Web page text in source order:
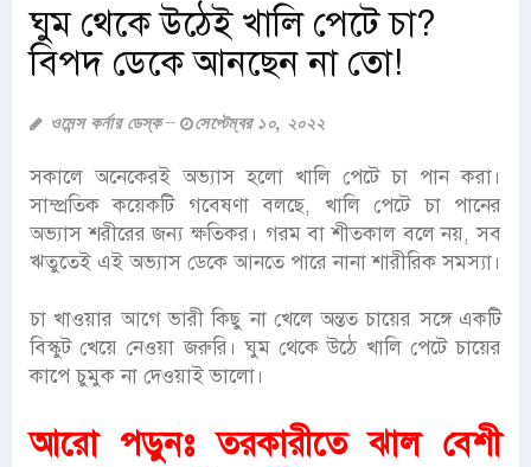
ঘুম থেকে উঠেই খালি পেটে চা?
বিপদ ডেকে আনছেন না তো!
ওমেন্স কর্নার ডেস্ক সেপ্টেম্বর ১০, ২০২২
সকালে অনেকেরই অভ্যাস হলো খালি পেটে চা পান করা।
সাম্প্রতিক কয়েকটি গবেষণা বলছে, খালি পেটে চা পানের
অভ্যাস শরীরের জন্য ক্ষতিকর। গরম বা শীতকাল বলে নয়, সব
ঋতুতেই এই অভ্যাস ডেকে আনতে পারে নানা শারীরিক সমস্যা।
চা খাওয়ার আগে ভারী কিছু না খেলে অন্তত চায়ের সঙ্গে একটি
বিস্কুট খেয়ে নেওয়া জরুরি। ঘুম থেকে উঠে খালি পেটে চায়ের
কাপে চুমুক না দেওয়াই ভালো।
আরো পড়ুনঃতরকারীতে ঝাল বেশী